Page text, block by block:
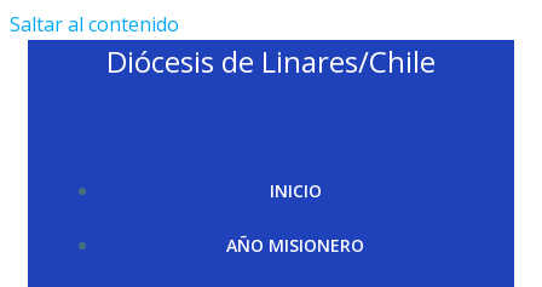
Saltar al contenido
Diócesis de Linares/Chile
INICIO
AÑO MISIONERO